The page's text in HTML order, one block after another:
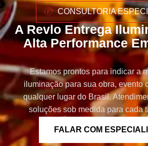
CONSULTORIA
A Revlo Entrega
Alta Performance
Estamos prontos para indicar a
iluminação para sua obra, evento
qualquer lugar do Brasil.
soluções sob medida para cada
FALAR COM